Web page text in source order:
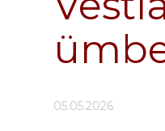
05.05.2026